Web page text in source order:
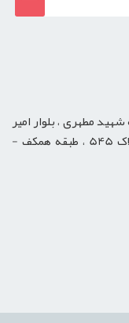
مطهری ، بلوار امیر
کبیر، نبش کوچه شهید احمد شوش ، پلاک 545 ، طبقه همکف -